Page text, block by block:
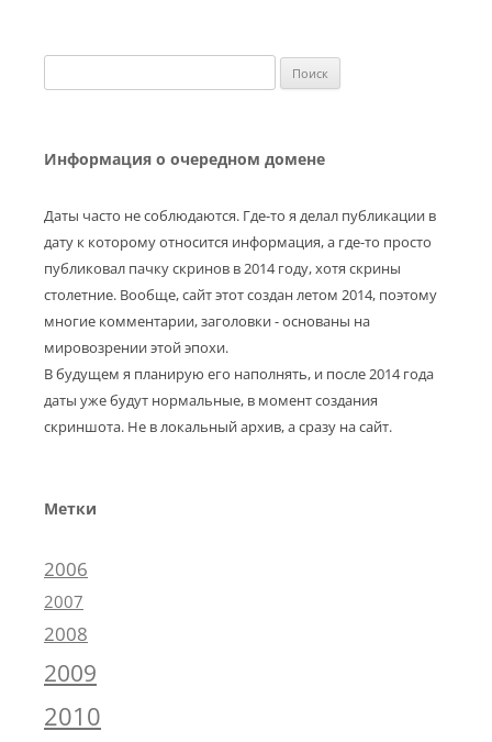
Информация о очередном домене
Даты часто не соблюдаются. Где-то я делал публикации в
дату к которому относится информация, а где-то просто
публиковал пачку скринов в 2014 году, хотя скрины
столетние. Вообще, сайт этот создан летом 2014, поэтому
многие комментарии, заголовки - основаны на
мировозрении этой эпохи.
В будущем я планирую его наполнять, и после 2014 года
даты уже будут нормальные, в момент создания
скриншота. Не в локальный архив, а сразу на сайт.
Метки
2006
2007
2008
2009
2010